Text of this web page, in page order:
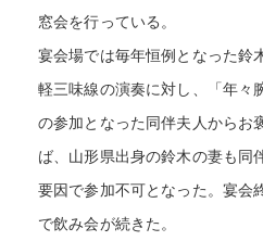
窓会を行っている。
宴会場では毎年恒例となった鈴
軽三味線の演奏に対し、「年々
の参加となった同伴夫人からお
ば、山形県出身の鈴木の妻も同
要因で参加不可となった。宴会
で飲み会が続きた。